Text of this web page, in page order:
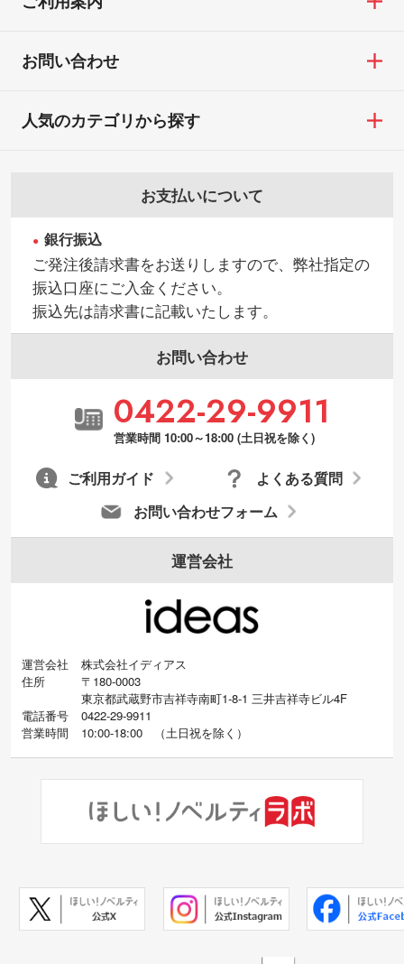
お問い合わせ
お支払いについて
銀行振込
ご発注後請求書をお送りしますので、弊社指定の
振込口座にご入金ください。
振込先は請求書に記載いたします。
お問い合わせ
0422-29-9911
営業時間 10:00～18:00 (土日祝を除く)
お問い合わせフォーム
よくある質問
ご利用ガイド
運営会社
運営会社
株式会社イディアス
住所
〒180-0003
東京都武蔵野市吉祥寺南町1-8-1 三井吉祥寺ビル4F
電話番号
0422-29-9911
営業時間
10:00-18:00 （土日祝を除く）
人気のカテゴリから探す